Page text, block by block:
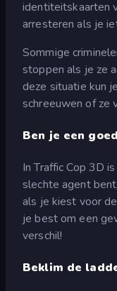
identiteitskaarten
arresteren als je
Sommige
stoppen als je ze
deze situatie kun
schreeuwen of ze
Ben je een
In Traffic Cop 3D
slechte agent
als je kiest voor
je best om een
verschil!
Beklim de